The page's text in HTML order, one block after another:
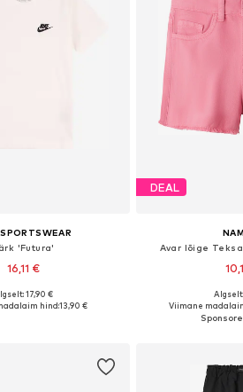
'Futura'
16,11 €
+ 8
17,90 €
hind:13,90 €
DEAL
Avar lõige
Saadaval
Lisa
Viimane